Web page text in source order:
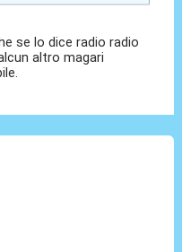
se lo dice radio radio
altro magari